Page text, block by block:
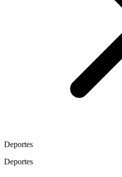
Deportes
Deportes